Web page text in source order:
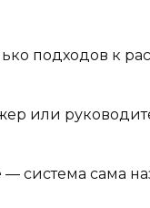
подходов к
или
— система сама